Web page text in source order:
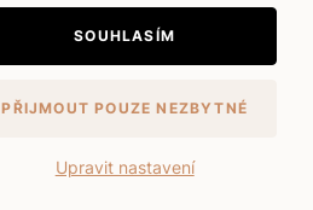
SOUHLASÍM
PŘIJMOUT POUZE NEZBYTNÉ
Upravit nastavení